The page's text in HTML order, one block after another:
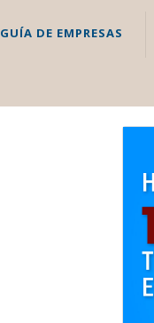
GUÍA DE EMPRESAS